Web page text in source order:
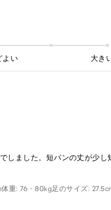
よい 大き
しました。短パンの丈が少
体重: 76 - 80kg足のサイズ: